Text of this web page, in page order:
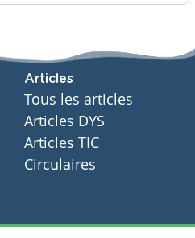
Articles
Tous les articles
Articles DYS
Articles TIC
Circulaires